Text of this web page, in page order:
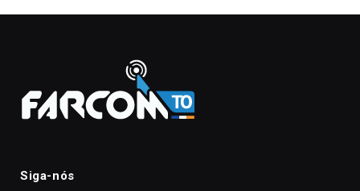
Siga-nós